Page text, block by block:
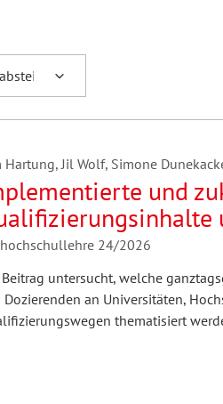
Hartung, Jil Wolf, Simone
und
der
24/2026
Beitrag untersucht, welche
Dozierenden an Universitäten,
thematisiert